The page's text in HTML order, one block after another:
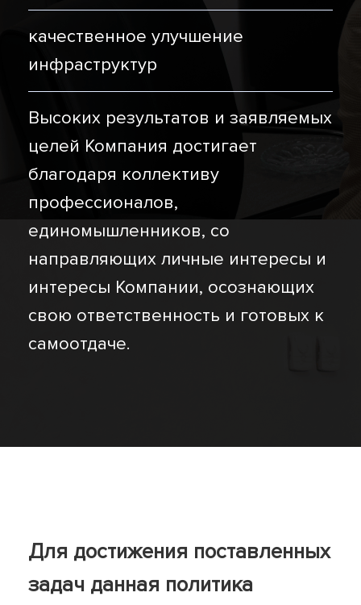
качественное улучшение
инфраструктур
Высоких результатов и заявляемых
целей Компания достигает
благодаря коллективу
профессионалов,
единомышленников, со
направляющих личные интересы и
интересы Компании, осознающих
свою ответственность и готовых к
самоотдаче.
Для достижения поставленных
задач данная политика